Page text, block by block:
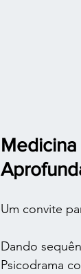
Um convite
Dando
Psicodrama